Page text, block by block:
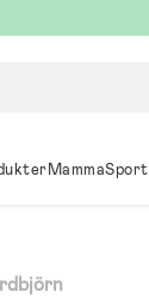
MammaSport